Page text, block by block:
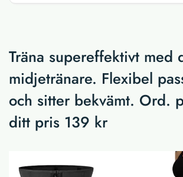
Träna supereffektivt med
midjetränare. Flexibel
och sitter bekvämt. Ord.
ditt pris 139 kr